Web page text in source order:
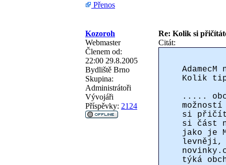
Přenos
Kozoroh
Re: Kolik si
Webmaster
Členem od:
22:00 29.8.2005
Bydliště Brno
Skupina:
Administrátoři
Vývojáři
Příspěvky: 2124
Citát:
Kolik
.....
si
si část
jako je
levněji,
týká